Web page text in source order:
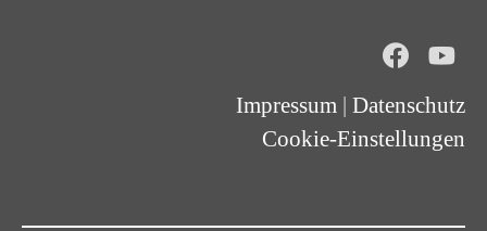
Impressum
Datenschutz
Cookie-Einstellungen